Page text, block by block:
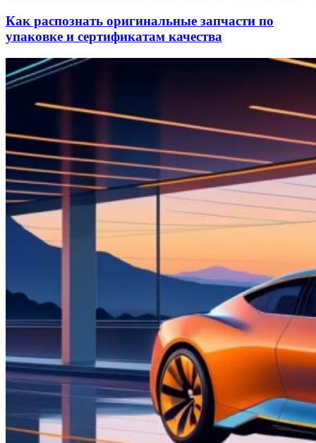
Как распознать оригинальные запчасти по
упаковке и сертификатам качества